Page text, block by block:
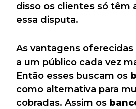
disso os clientes só têm
essa disputa.
As vantagens
a um público cada vez
Então esses buscam os
como alternativa para
cobradas. Assim os